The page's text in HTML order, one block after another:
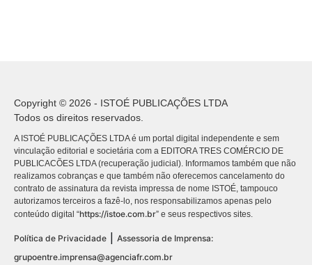
Copyright © 2026 - ISTOÉ PUBLICAÇÕES LTDA
Todos os direitos reservados.
A ISTOÉ PUBLICAÇÕES LTDA é um portal digital independente e sem
vinculação editorial e societária com a EDITORA TRES COMÉRCIO DE
PUBLICACÕES LTDA (recuperação judicial). Informamos também que não
realizamos cobranças e que também não oferecemos cancelamento do
contrato de assinatura da revista impressa de nome ISTOÉ, tampouco
autorizamos terceiros a fazê-lo, nos responsabilizamos apenas pelo
conteúdo digital “https://istoe.com.br” e seus respectivos sites.
Política de Privacidade
Assessoria de Imprensa:
grupoentre.imprensa@agenciafr.com.br